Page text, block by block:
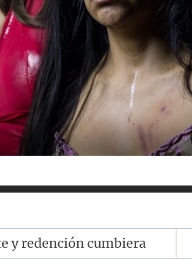
y redención cumbiera